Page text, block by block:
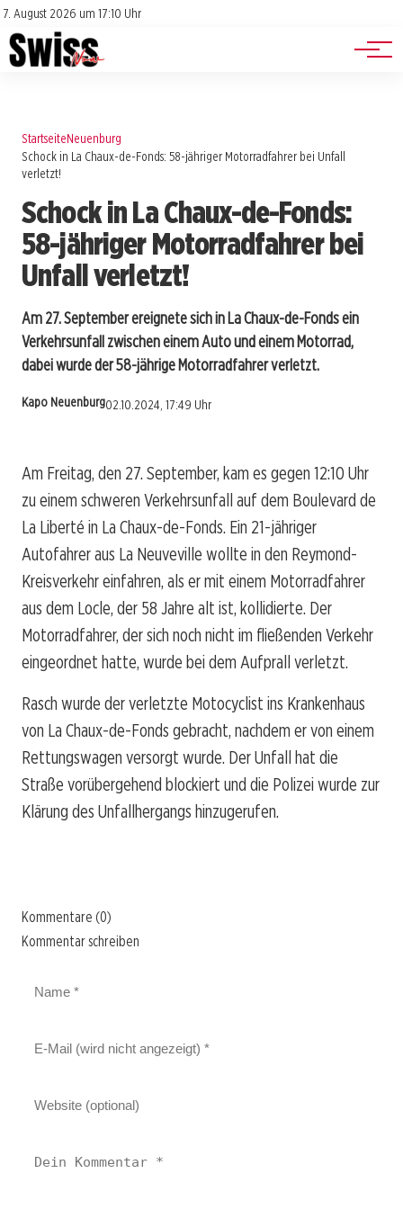
7. August 2026 um 17:10 Uhr
Impressum
Datenschutz
Jobs
Events
StartseiteNeuenburg
Schock in La Chaux-de-Fonds: 58-jähriger Motorradfahrer bei Unfall
verletzt!
Schock in La Chaux-de-Fonds:
58-jähriger Motorradfahrer bei
Unfall verletzt!
Am 27. September ereignete sich in La Chaux-de-Fonds ein
Verkehrsunfall zwischen einem Auto und einem Motorrad,
dabei wurde der 58-jährige Motorradfahrer verletzt.
Kapo Neuenburg02.10.2024, 17:49 Uhr
Am Freitag, den 27. September, kam es gegen 12:10 Uhr
zu einem schweren Verkehrsunfall auf dem Boulevard de
La Liberté in La Chaux-de-Fonds. Ein 21-jähriger
Autofahrer aus La Neuveville wollte in den Reymond-
Kreisverkehr einfahren, als er mit einem Motorradfahrer
aus dem Locle, der 58 Jahre alt ist, kollidierte. Der
Motorradfahrer, der sich noch nicht im fließenden Verkehr
eingeordnet hatte, wurde bei dem Aufprall verletzt.
Rasch wurde der verletzte Motocyclist ins Krankenhaus
von La Chaux-de-Fonds gebracht, nachdem er von einem
Rettungswagen versorgt wurde. Der Unfall hat die
Straße vorübergehend blockiert und die Polizei wurde zur
Klärung des Unfallhergangs hinzugerufen.
Kommentare (0)
Kommentar schreiben